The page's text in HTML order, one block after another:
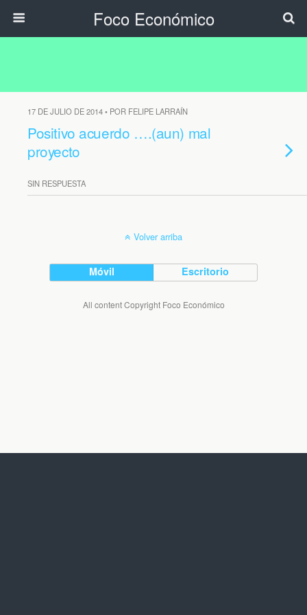
Foco Económico
17 DE JULIO DE 2014 • POR FELIPE LARRAÍN
Positivo acuerdo ….(aun) mal
proyecto
SIN RESPUESTA
Volver arriba
Móvil Escritorio
All content Copyright Foco Económico